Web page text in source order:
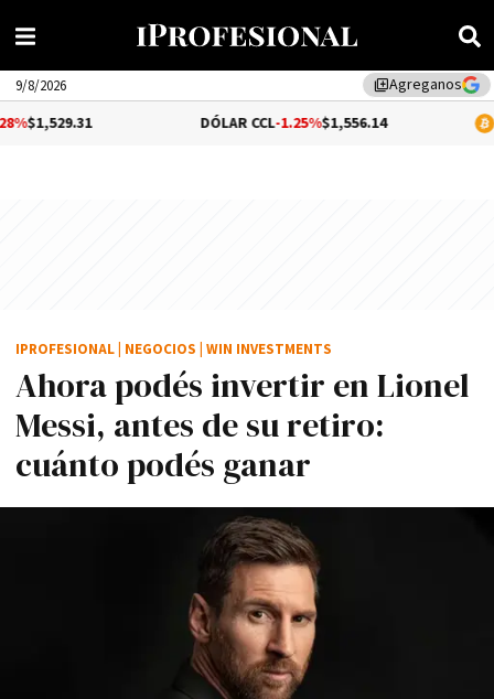
library_addAgreganos
9/8/2026
-1.25%$1,556.14
Ahora podés invertir en Lionel
Messi, antes de su retiro:
cuánto podés ganar
IPROFESIONAL NEGOCIOS WIN INVESTMENTS